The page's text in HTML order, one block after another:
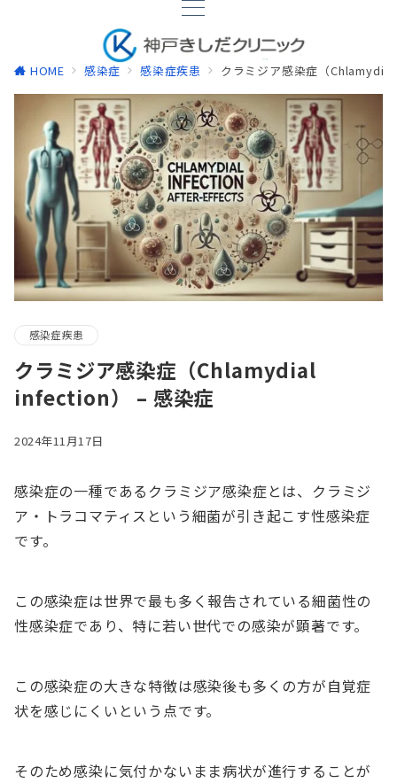
HOME 感染症 感染症疾患 クラミジア感染症（
感染症疾患
クラミジア感染症（Chlamydial
infection） – 感染症
2024年11月17日
感染症の一種であるクラミジア感染症とは、クラミジ
ア・トラコマティスという細菌が引き起こす性感染症
です。
この感染症は世界で最も多く報告されている細菌性の
性感染症であり、特に若い世代での感染が顕著です。
この感染症の大きな特徴は感染後も多くの方が自覚症
状を感じにくいという点です。
そのため感染に気付かないまま病状が進行することが